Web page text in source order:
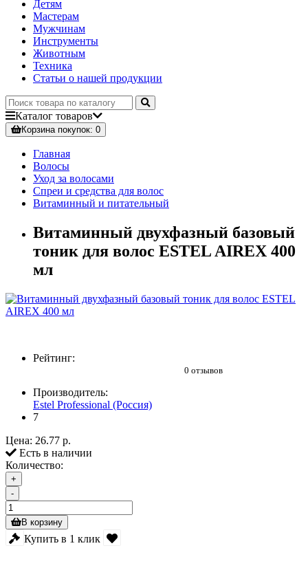
Детям
Мастерам
Мужчинам
Инструменты
Животным
Техника
Статьи о нашей продукции
Каталог товаров
Корзинапокупок: 0
Главная
Волосы
Уход за волосами
Спреи и средства для волос
Витаминный и питательный
Витаминный двухфазный базовый
тоник для волос ESTEL AIREX 400
мл
Рейтинг:
0 отзывов
Производитель:
Estel Professional (Россия)
7
Цена: 26.77 р.
Есть в наличии
Количество:
+
-
В корзину
Купить в 1 клик